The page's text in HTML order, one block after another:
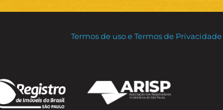
Termos de uso e Termos de Privacidade